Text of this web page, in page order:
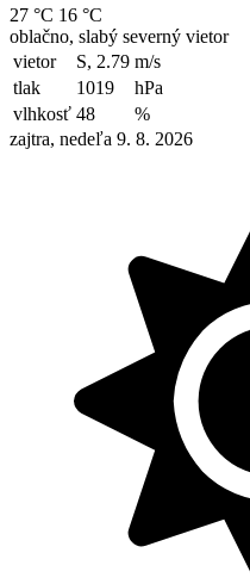
27 °C 16 °C
oblačno, slabý severný vietor
vietor
S, 2.79 m/s
tlak
1019
hPa
vlhkosť 48
%
zajtra, nedeľa 9. 8. 2026